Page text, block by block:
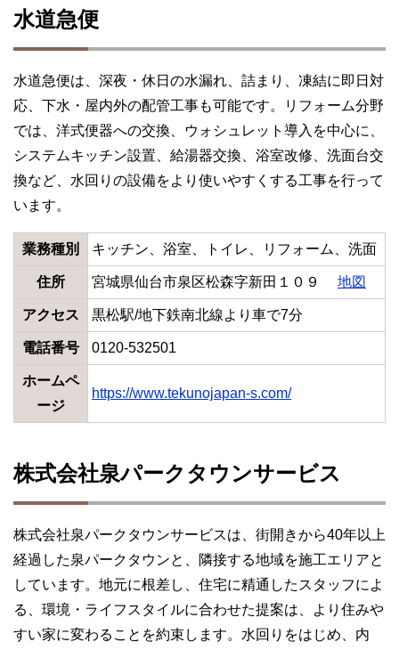
水道急便
水道急便は、深夜・休日の水漏れ、詰まり、凍結に即日対
応、下水・屋内外の配管工事も可能です。リフォーム分野
では、洋式便器への交換、ウォシュレット導入を中心に、
システムキッチン設置、給湯器交換、浴室改修、洗面台交
換など、水回りの設備をより使いやすくする工事を行って
います。
業務種別 キッチン、浴室、トイレ、リフォーム、洗面
住所 宮城県仙台市泉区松森字新田１０９ 地図
アクセス 黒松駅/地下鉄南北線より車で7分
電話番号 0120-532501
ホームペ
ージ
https://www.tekunojapan-s.com/
株式会社泉パークタウンサービス
株式会社泉パークタウンサービスは、街開きから40年以上
経過した泉パークタウンと、隣接する地域を施工エリアと
しています。地元に根差し、住宅に精通したスタッフによ
る、環境・ライフスタイルに合わせた提案は、より住みや
すい家に変わることを約束します。水回りをはじめ、内